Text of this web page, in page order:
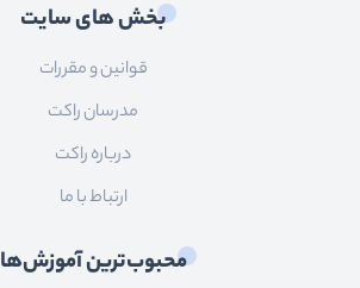
بخش های سایت
قوانین و مقررات
مدرسان راکت
درباره راکت
ارتباط با ما
محبوب‌ترین آموزش‌ها